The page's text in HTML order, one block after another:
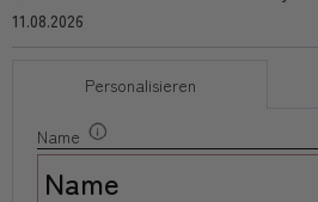
11.08.2026
Personalisieren
Name